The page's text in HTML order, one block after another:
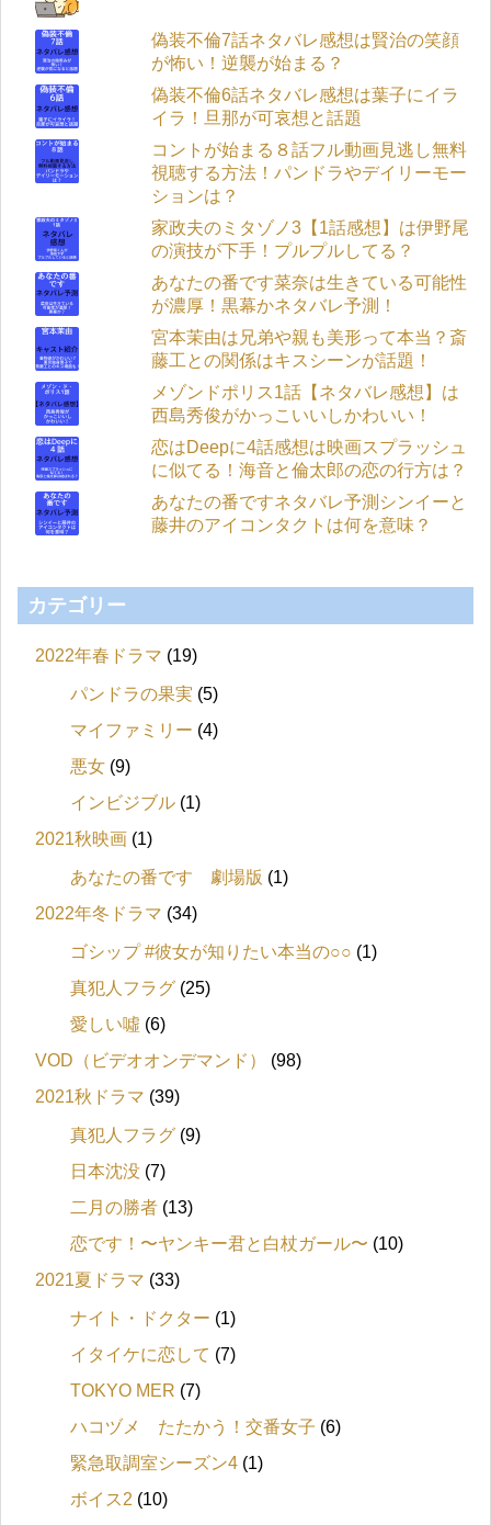
偽装不倫7話ネタバレ感想は賢治の笑顔
が怖い！逆襲が始まる？
偽装不倫6話ネタバレ感想は葉子にイラ
イラ！旦那が可哀想と話題
コントが始まる８話フル動画見逃し無料
視聴する方法！パンドラやデイリーモー
ションは？
家政夫のミタゾノ3【1話感想】は伊野尾
の演技が下手！プルプルしてる？
あなたの番です菜奈は生きている可能性
が濃厚！黒幕かネタバレ予測！
宮本茉由は兄弟や親も美形って本当？斎
藤工との関係はキスシーンが話題！
メゾンドポリス1話【ネタバレ感想】は
西島秀俊がかっこいいしかわいい！
恋はDeepに4話感想は映画スプラッシュ
に似てる！海音と倫太郎の恋の行方は？
あなたの番ですネタバレ予測シンイーと
藤井のアイコンタクトは何を意味？
カテゴリー
2022年春ドラマ (19)
パンドラの果実 (5)
マイファミリー (4)
悪女 (9)
インビジブル (1)
2021秋映画 (1)
あなたの番です 劇場版 (1)
2022年冬ドラマ (34)
ゴシップ #彼女が知りたい本当の○○ (1)
真犯人フラグ (25)
愛しい噓 (6)
VOD（ビデオオンデマンド）
(98)
2021秋ドラマ (39)
真犯人フラグ (9)
日本沈没 (7)
二月の勝者 (13)
恋です！〜ヤンキー君と白杖ガール〜 (10)
2021夏ドラマ (33)
ナイト・ドクター (1)
イタイケに恋して (7)
TOKYO MER (7)
ハコヅメ たたかう！交番女子 (6)
緊急取調室シーズン4 (1)
ボイス2 (10)